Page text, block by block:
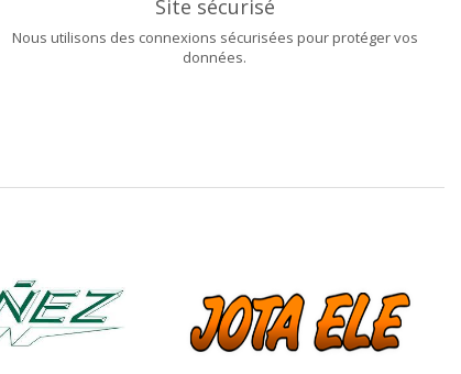
Site sécurisé
Nous utilisons des connexions sécurisées pour protéger vos
données.